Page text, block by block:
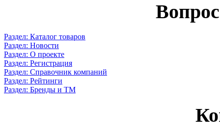
Раздел: Каталог товаров
Раздел: Новости
Раздел: О проекте
Раздел: Регистрация
Раздел: Справочник компаний
Раздел: Рейтинги
Раздел: Бренды и ТМ